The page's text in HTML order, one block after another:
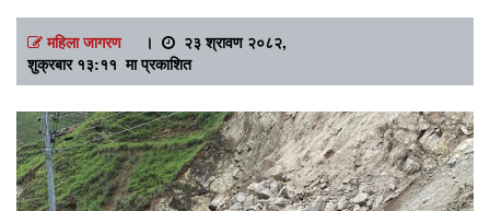
महिला जागरण।
२३ श्रावण २०८२,
शुक्रबार १३:११ मा प्रकाशित